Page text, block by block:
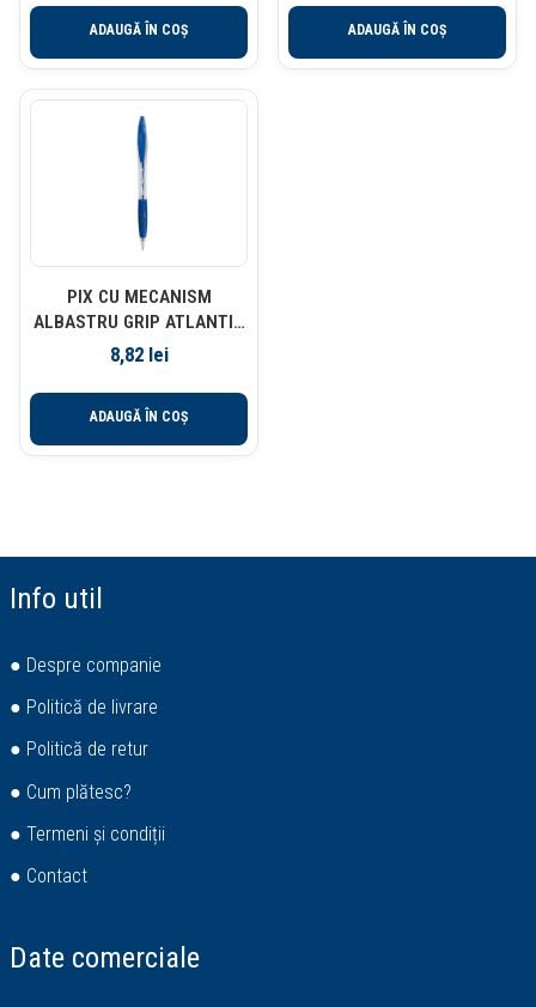
ADAUGĂ ÎN COȘ ADAUGĂ ÎN COȘ
PIX CU MECANISM
ALBASTRU GRIP ATLANTIS
CLIC BIC
8,82 lei
ADAUGĂ ÎN COȘ
Info util
● Despre companie
● Politică de livrare
● Politică de retur
● Cum plătesc?
● Termeni și condiții
● Contact
Date comerciale